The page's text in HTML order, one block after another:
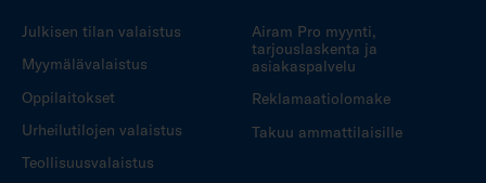
Julkisen tilan valaistus
Myymälävalaistus
Oppilaitokset
Urheilutilojen valaistus
Teollisuusvalaistus
Airam Pro myynti,
tarjouslaskenta ja
asiakaspalvelu
Reklamaatiolomake
Takuu ammattilaisille